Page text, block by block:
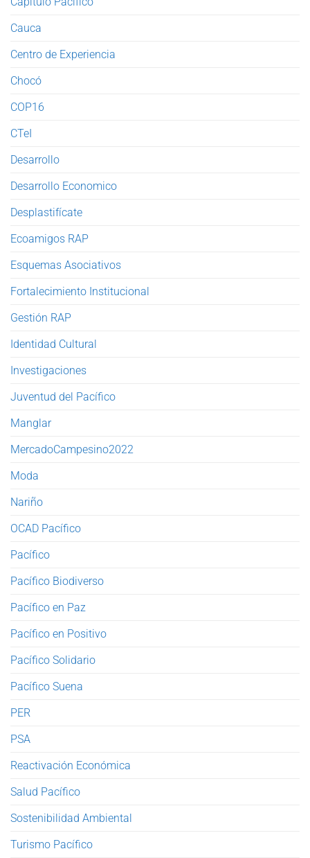
Cauca
Centro de Experiencia
Chocó
COP16
CTeI
Desarrollo
Desarrollo Economico
Desplastifícate
Ecoamigos RAP
Esquemas Asociativos
Fortalecimiento Institucional
Gestión RAP
Identidad Cultural
Investigaciones
Juventud del Pacífico
Manglar
MercadoCampesino2022
Moda
Nariño
OCAD Pacífico
Pacífico
Pacífico Biodiverso
Pacífico en Paz
Pacífico en Positivo
Pacífico Solidario
Pacífico Suena
PER
PSA
Reactivación Económica
Salud Pacífico
Sostenibilidad Ambiental
Turismo Pacífico